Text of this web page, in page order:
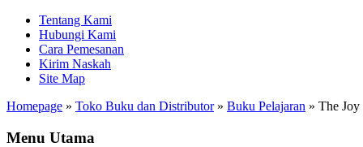
Tentang Kami
Hubungi Kami
Cara Pemesanan
Kirim Naskah
Site Map
Homepage » Toko Buku dan Distributor » Buku Pelajaran » The
Menu Utama